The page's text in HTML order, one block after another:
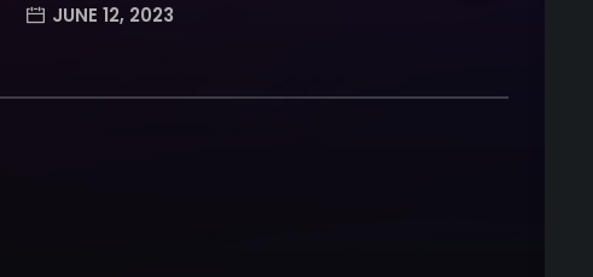
JUNE 12, 2023